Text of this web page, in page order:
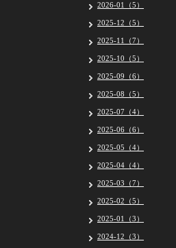
2026-01（5）
2025-12（5）
2025-11（7）
2025-10（5）
2025-09（6）
2025-08（5）
2025-07（4）
2025-06（6）
2025-05（4）
2025-04（4）
2025-03（7）
2025-02（5）
2025-01（3）
2024-12（3）